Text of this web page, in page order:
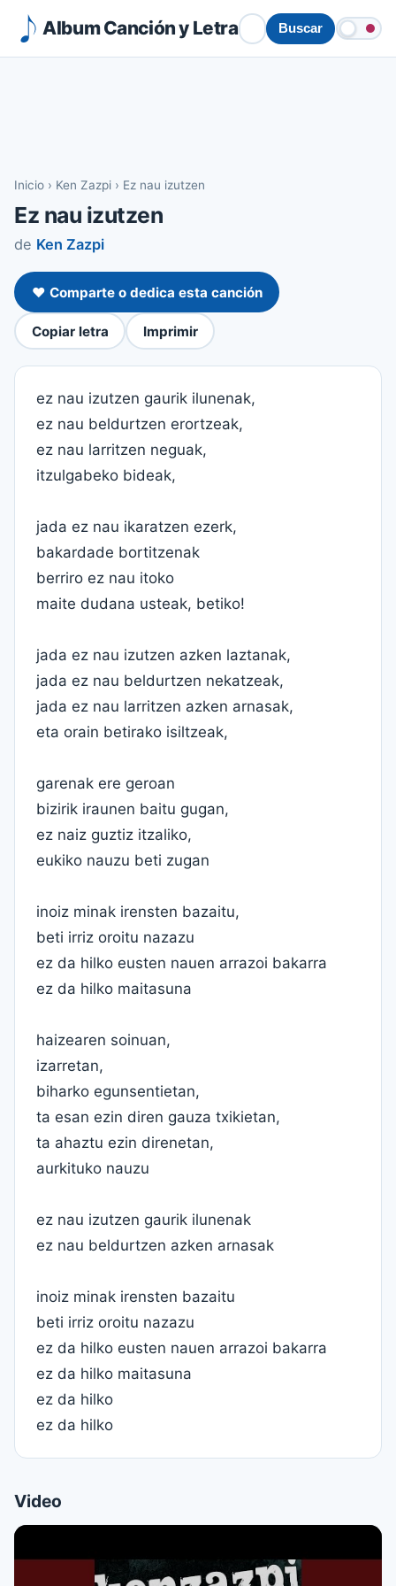
Album Canción y Letra Buscar
Inicio › Ken Zazpi › Ez nau izutzen
Ez nau izutzen
de Ken Zazpi
❤️ Comparte o dedica esta canción
Copiar letra Imprimir
ez nau izutzen gaurik ilunenak,
ez nau beldurtzen erortzeak,
ez nau larritzen neguak,
itzulgabeko bideak,
jada ez nau ikaratzen ezerk,
bakardade bortitzenak
berriro ez nau itoko
maite dudana usteak, betiko!
jada ez nau izutzen azken laztanak,
jada ez nau beldurtzen nekatzeak,
jada ez nau larritzen azken arnasak,
eta orain betirako isiltzeak,
garenak ere geroan
bizirik iraunen baitu gugan,
ez naiz guztiz itzaliko,
eukiko nauzu beti zugan
inoiz minak irensten bazaitu,
beti irriz oroitu nazazu
ez da hilko eusten nauen arrazoi bakarra
ez da hilko maitasuna
haizearen soinuan,
izarretan,
biharko egunsentietan,
ta esan ezin diren gauza txikietan,
ta ahaztu ezin direnetan,
aurkituko nauzu
ez nau izutzen gaurik ilunenak
ez nau beldurtzen azken arnasak
inoiz minak irensten bazaitu
beti irriz oroitu nazazu
ez da hilko eusten nauen arrazoi bakarra
ez da hilko maitasuna
ez da hilko
ez da hilko
Video